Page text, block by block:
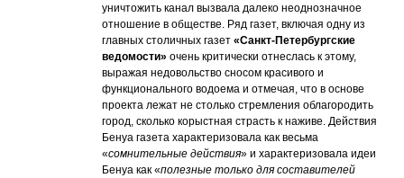
уничтожить канал вызвала далеко неоднозначное
отношение в обществе. Ряд газет, включая одну из
главных столичных газет«Санкт-Петербургские
ведомости» очень критически отнеслась к этому,
выражая недовольство сносом красивого и
функционального водоема и отмечая, что в основе
проекта лежат не столько стремления облагородить
город, сколько корыстная страсть к наживе. Действия
Бенуа газета характеризовала как весьма
«сомнительные действия» и характеризовала идеи
Бенуа как «полезные только для составителей